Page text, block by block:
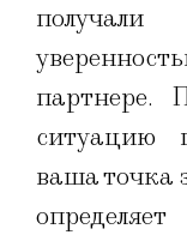
партнере.
ситуацию
ваша точка